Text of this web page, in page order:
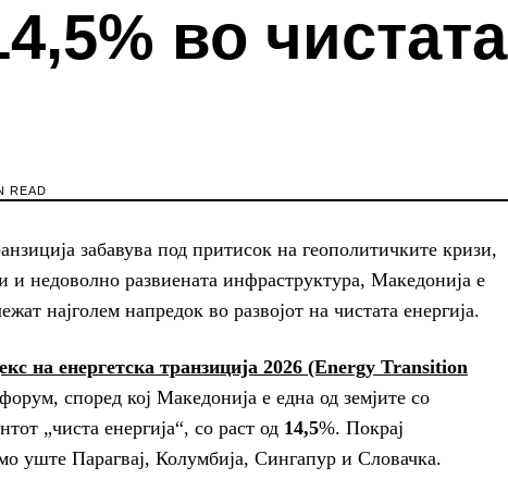
во чистата
READ
забавува под притисок на геополитичките кризи,
недоволно развиената инфраструктура, Македонија е
најголем напредок во развојот на чистата енергија.
на енергетска транзиција 2026 (Energy Transition
според кој Македонија е една од земјите со
„чиста енергија“, со раст од 14,5%. Покрај
уште Парагвај, Колумбија, Сингапур и Словачка.